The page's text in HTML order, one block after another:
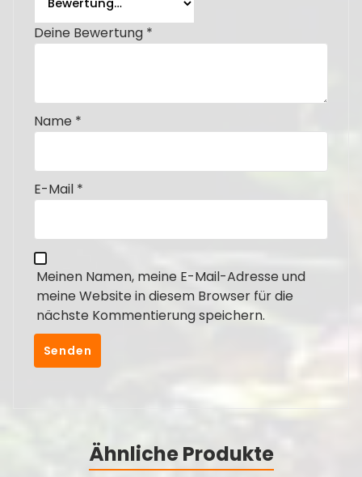
Deine Bewertung *
Name *
E-Mail *
Meinen Namen, meine E-Mail-Adresse und
meine Website in diesem Browser für die
nächste Kommentierung speichern.
Ähnliche Produkte